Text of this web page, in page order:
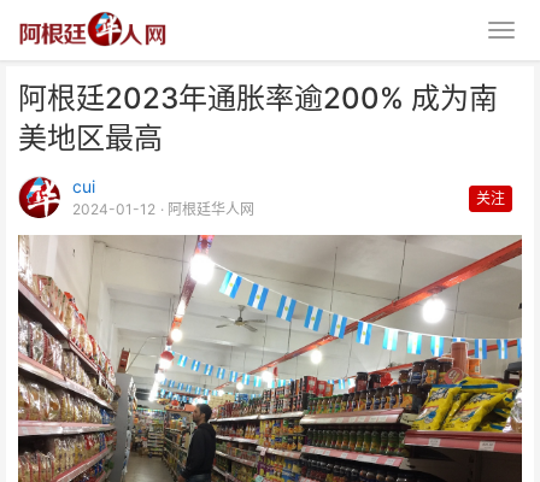
阿根廷2023年通胀率逾200% 成为南
美地区最高
cui
2024-01-12 · 阿根廷华人网
关注
阿根廷2023年通胀率逾200% 成
为南美地区最高